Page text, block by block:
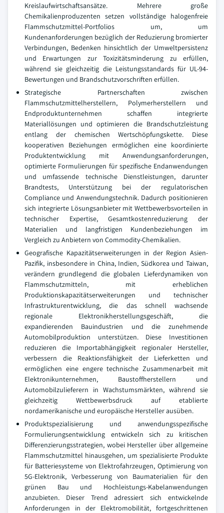
Kreislaufwirtschaftsansätze. Mehrere große
Chemikalienproduzenten setzen vollständige halogenfreie
Flammschutzmittel-Portfolios um, um
Kundenanforderungen bezüglich der Reduzierung bromierter
Verbindungen, Bedenken hinsichtlich der Umweltpersistenz
und Erwartungen zur Toxizitätsminderung zu erfüllen,
während sie gleichzeitig die Leistungsstandards für UL-94-
Bewertungen und Brandschutzvorschriften erfüllen.
Strategische Partnerschaften zwischen
Flammschutzmittelherstellern, Polymerherstellern und
Endproduktunternehmen schaffen integrierte
Materiallösungen und optimieren die Brandschutzleistung
entlang der chemischen Wertschöpfungskette. Diese
kooperativen Beziehungen ermöglichen eine koordinierte
Produktentwicklung mit Anwendungsanforderungen,
optimierte Formulierungen für spezifische Endanwendungen
und umfassende technische Dienstleistungen, darunter
Brandtests, Unterstützung bei der regulatorischen
Compliance und Anwendungstechnik. Dadurch positionieren
sich integrierte Lösungsanbieter mit Wettbewerbsvorteilen in
technischer Expertise, Gesamtkostenreduzierung der
Materialien und langfristigen Kundenbeziehungen im
Vergleich zu Anbietern von Commodity-Chemikalien.
Geografische Kapazitätserweiterungen in der Region Asien-
Pazifik, insbesondere in China, Indien, Südkorea und Taiwan,
verändern grundlegend die globalen Lieferdynamiken von
Flammschutzmitteln, mit erheblichen
Produktionskapazitätserweiterungen und technischer
Infrastrukturentwicklung, die das schnell wachsende
regionale Elektronikherstellungsgeschäft, die
expandierenden Bauindustrien und die zunehmende
Automobilproduktion unterstützen. Diese Investitionen
reduzieren die Importabhängigkeit regionaler Hersteller,
verbessern die Reaktionsfähigkeit der Lieferketten und
ermöglichen eine engere technische Zusammenarbeit mit
Elektronikunternehmen, Baustoffherstellern und
Automobilzulieferern in Wachstumsmärkten, während sie
gleichzeitig Wettbewerbsdruck auf etablierte
nordamerikanische und europäische Hersteller ausüben.
Produktspezialisierung und anwendungsspezifische
Formulierungsentwicklung entwickeln sich zu kritischen
Differenzierungsstrategien, wobei Hersteller über allgemeine
Flammschutzmittel hinausgehen, um spezialisierte Produkte
für Batteriesysteme von Elektrofahrzeugen, Optimierung von
5G-Elektronik, Verbesserung von Baumaterialien für den
grünen Bau und Hochleistungs-Kabelanwendungen
anzubieten. Dieser Trend adressiert sich entwickelnde
Anforderungen in der Elektromobilität, fortgeschrittenen